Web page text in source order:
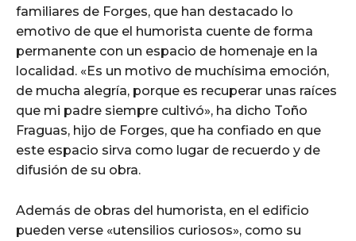
familiares de Forges, que han destacado lo
emotivo de que el humorista cuente de forma
permanente con un espacio de homenaje en la
localidad. «Es un motivo de muchísima emoción,
de mucha alegría, porque es recuperar unas raíces
que mi padre siempre cultivó», ha dicho Toño
Fraguas, hijo de Forges, que ha confiado en que
este espacio sirva como lugar de recuerdo y de
difusión de su obra.
Además de obras del humorista, en el edificio
pueden verse «utensilios curiosos», como su